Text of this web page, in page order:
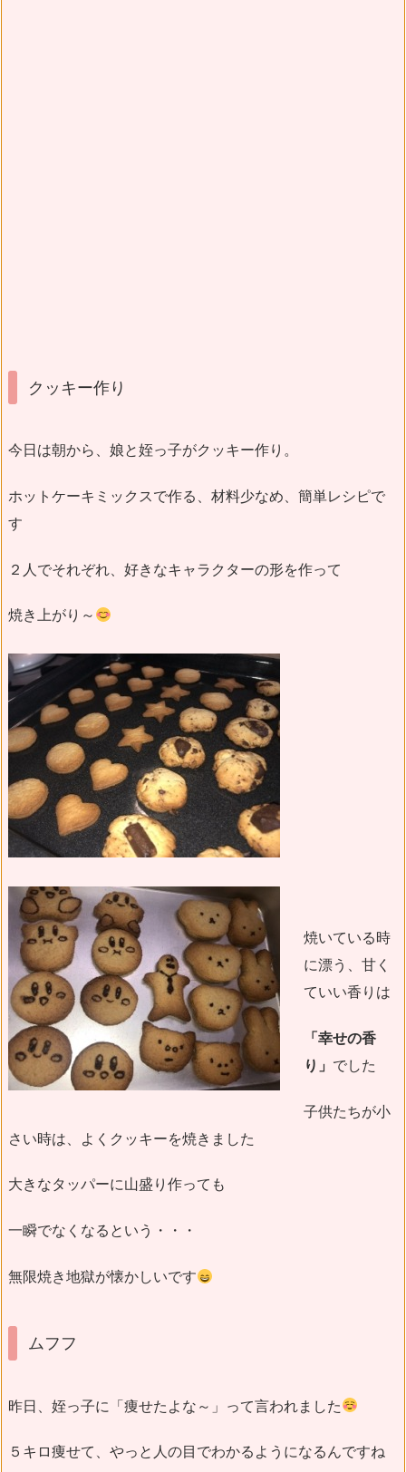
クッキー作り
今日は朝から、娘と姪っ子がクッキー作り。
ホットケーキミックスで作る、材料少なめ、簡単レシピで
す
２人でそれぞれ、好きなキャラクターの形を作って
焼き上がり～
焼いている時
に漂う、甘く
ていい香りは
「幸せの香
り」 でした
子供たちが小
さい時は、よくクッキーを焼きました
大きなタッパーに山盛り作っても
一瞬でなくなるという・・・
無限焼き地獄が懐かしいです
ムフフ
昨日、姪っ子に「痩せたよな～」って言われました
５キロ痩せて、やっと人の目でわかるようになるんですね